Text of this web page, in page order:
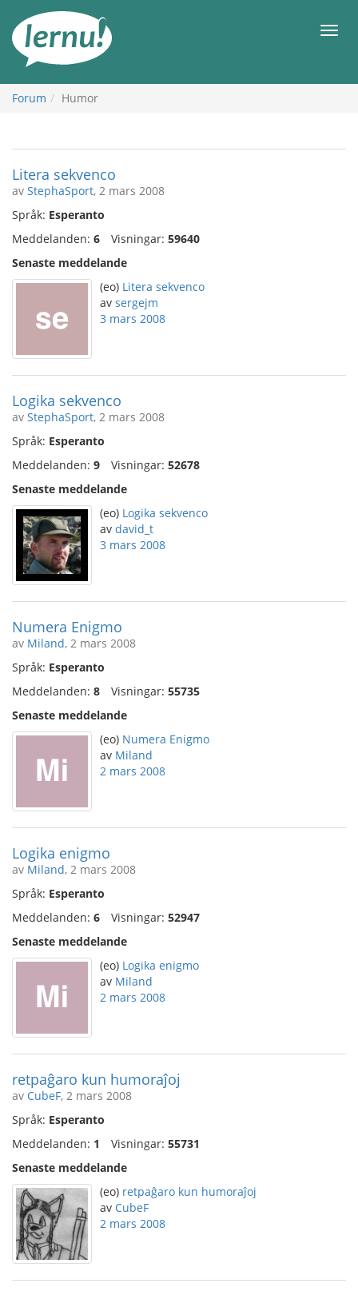
sidans
innehåll
Meny
Forum Humor
Litera sekvenco
av StephaSport, 2 mars 2008
Språk: Esperanto
Meddelanden: 6 Visningar: 59640
Senaste meddelande
(eo) Litera sekvenco
av sergejm
3 mars 2008
Logika sekvenco
av StephaSport, 2 mars 2008
Språk: Esperanto
Meddelanden: 9 Visningar: 52678
Senaste meddelande
(eo) Logika sekvenco
av david_t
3 mars 2008
Numera Enigmo
av Miland, 2 mars 2008
Språk: Esperanto
Meddelanden: 8 Visningar: 55735
Senaste meddelande
(eo) Numera Enigmo
av Miland
2 mars 2008
Logika enigmo
av Miland, 2 mars 2008
Språk: Esperanto
Meddelanden: 6 Visningar: 52947
Senaste meddelande
(eo) Logika enigmo
av Miland
2 mars 2008
retpaĝaro kun humoraĵoj
av CubeF, 2 mars 2008
Språk: Esperanto
Meddelanden: 1 Visningar: 55731
Senaste meddelande
(eo) retpaĝaro kun humoraĵoj
av CubeF
2 mars 2008